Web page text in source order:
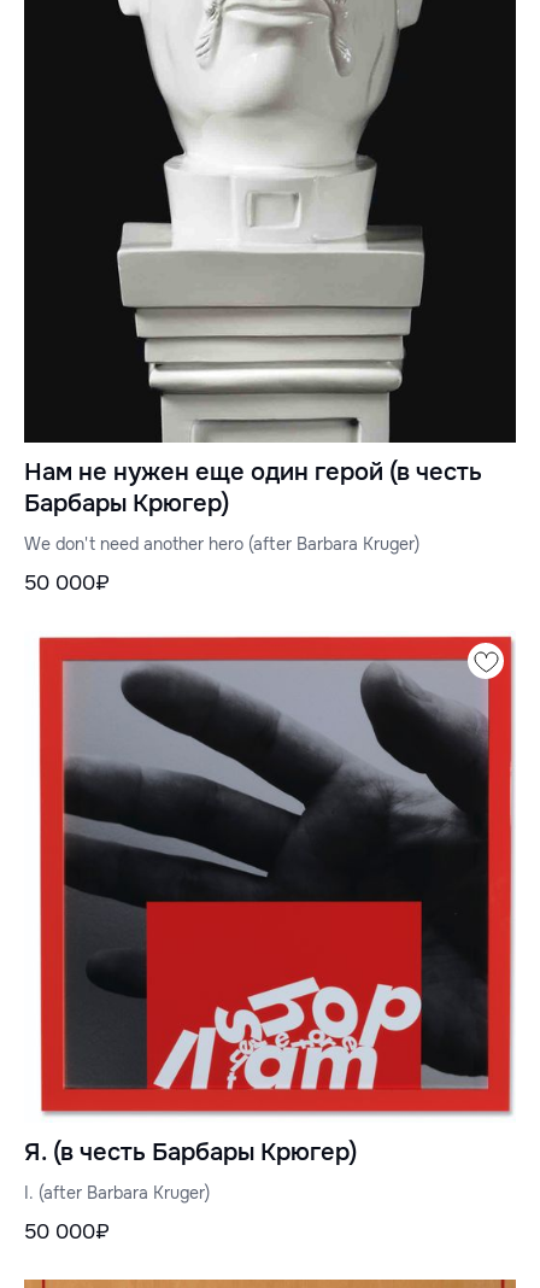
Нам не нужен еще один герой (в честь
Барбары Крюгер)
We don't need another hero (after Barbara Kruger)
50 000₽
Я. (в честь Барбары Крюгер)
I. (after Barbara Kruger)
50 000₽